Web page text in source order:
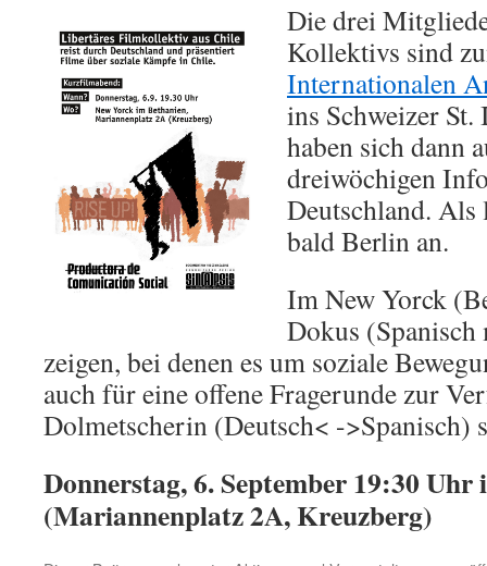
Die drei
Kollektivs sind
Internationalen
ins Schweizer
haben sich dann
dreiwöchigen
Deutschland. Als
bald Berlin an.
Im New Yorck
Dokus
zeigen, bei denen es um soziale
auch für eine offene Fragerunde zur
Dolmetscherin (Deutsch< ->Spanisch)
Donnerstag, 6. September 19:30 Uhr
(Mariannenplatz 2A, Kreuzberg)